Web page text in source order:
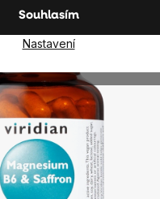
Souhlasím
Nastavení
hodnocení
produktu
je
5,0
z
hvězdiček.